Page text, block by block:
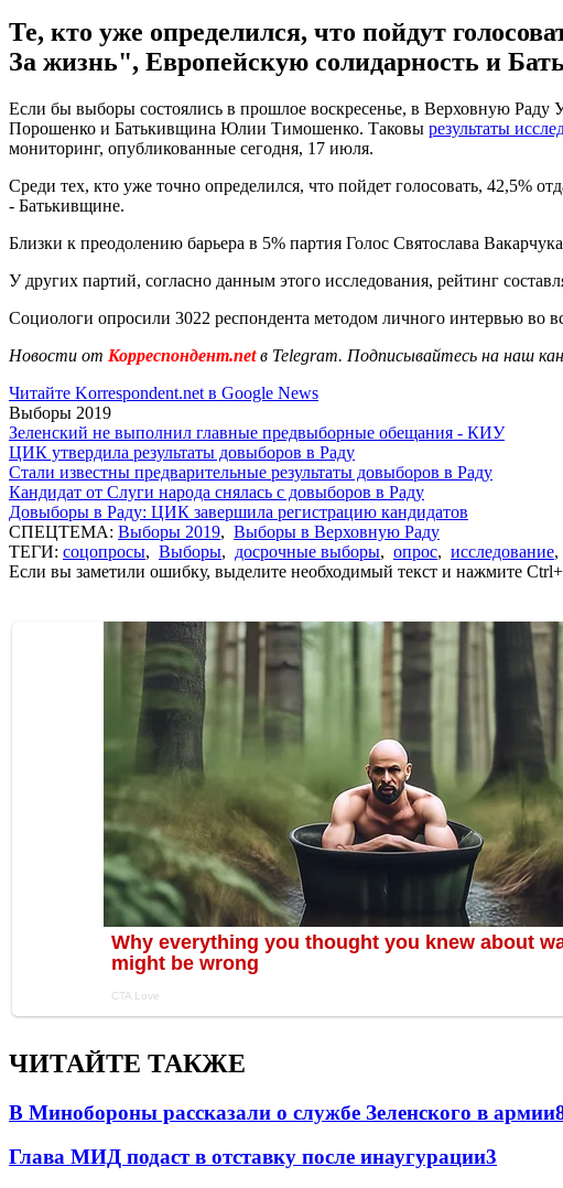
Те, кто уже определился, что пойдут
За жизнь", Европейскую солидарность и
Если бы выборы состоялись в прошлое воскресенье, в Верховную
Порошенко и Батькивщина Юлии Тимошенко. Таковы результаты
мониторинг, опубликованные сегодня, 17 июля.
Среди тех, кто уже точно определился, что пойдет голосовать, 42,5%
- Батькивщине.
Близки к преодолению барьера в 5% партия Голос Святослава
У других партий, согласно данным этого исследования, рейтинг
Социологи опросили 3022 респондента методом личного интервью во
Новости от Корреспондент.netв Telegram. Подписывайтесь на наш
Читайте Korrespondent.net в Google News
Выборы 2019
Зеленский не выполнил главные предвыборные обещания - КИУ
ЦИК утвердила результаты довыборов в Раду
Стали известны предварительные результаты довыборов в Раду
Кандидат от Слуги народа снялась с довыборов в Раду
Довыборы в Раду: ЦИК завершила регистрацию кандидатов
СПЕЦТЕМА: Выборы 2019, Выборы в Верховную Раду
ТЕГИ: соцопросы, Выборы, досрочные выборы, опрос, исследование,
Если вы заметили ошибку, выделите необходимый текст и нажмите
ЧИТАЙТЕ ТАКЖЕ
В Минобороны рассказали о службе Зеленского в армии
Глава МИД подаст в отставку после инаугурации3